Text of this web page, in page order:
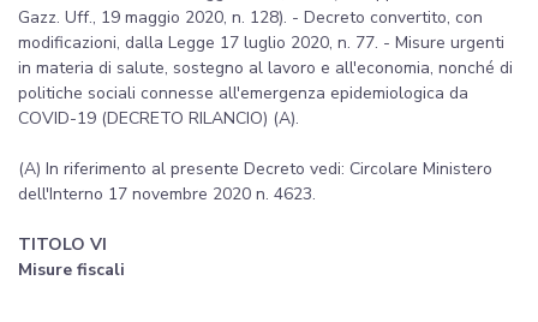
Gazz. Uff., 19 maggio 2020, n. 128). - Decreto convertito, con
modificazioni, dalla Legge 17 luglio 2020, n. 77. - Misure urgenti
in materia di salute, sostegno al lavoro e all'economia, nonché di
politiche sociali connesse all'emergenza epidemiologica da
COVID-19 (DECRETO RILANCIO) (A).
(A) In riferimento al presente Decreto vedi: Circolare Ministero
dell'Interno 17 novembre 2020 n. 4623.
TITOLO VI
Misure fiscali